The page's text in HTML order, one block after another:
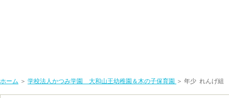
ホーム ＞ 学校法人かつみ学園 大和山王幼稚園＆木の子保育園 ＞ 年少 れんげ組